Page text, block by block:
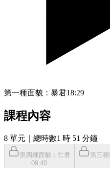
第一種面貌：暴君18:29
課程內容
8 單元 ｜總時數1 時 51 分鐘
第四種面貌：仁君
09:40
第三